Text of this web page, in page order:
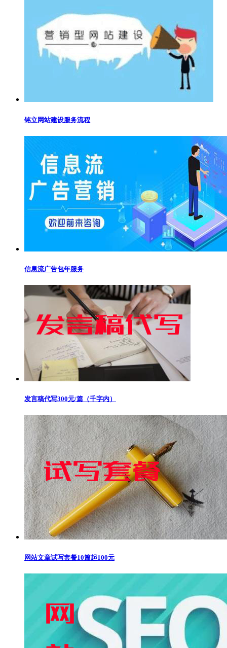
铭立网站建设服务流程
信息流广告包年服务
发言稿代写300元/篇（千字内）
网站文章试写套餐10篇起100元